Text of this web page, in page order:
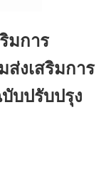
มการ
งเสริมการ
บปรับปรุง